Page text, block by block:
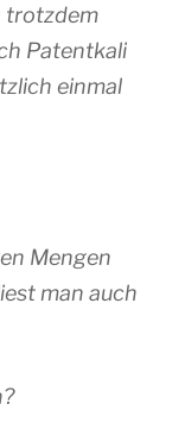
trotzdem
Patentkali
einmal
Mengen
man auch